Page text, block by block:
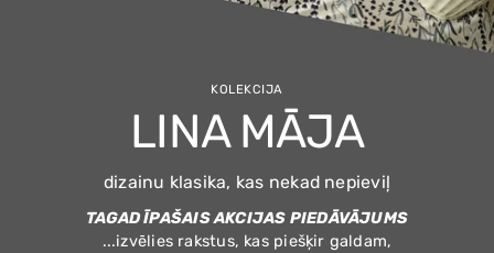
50 TOŅOS TAVAM
KOMFORTAM
Latvijas lielākā dvieļu izvēle
LATVIJAS KAROGI
no NordTEX6 auduma.
Izcils kritums.
KOLEKCIJA
LINA MĀJA
dizainu klasika, kas nekad nepieviļ
TAGAD ĪPAŠAIS AKCIJAS PIEDĀVĀJUMS
...izvēlies rakstus, kas piešķir galdam,
50 TOŅOS TAVAM
KOMFORTAM
Latvijas lielākā dvieļu izvēle